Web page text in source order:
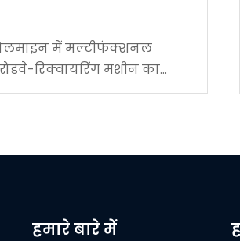
में मल्टीफंक्शनल
रिक्वायरिंग मशीन का
हमारे बारे में